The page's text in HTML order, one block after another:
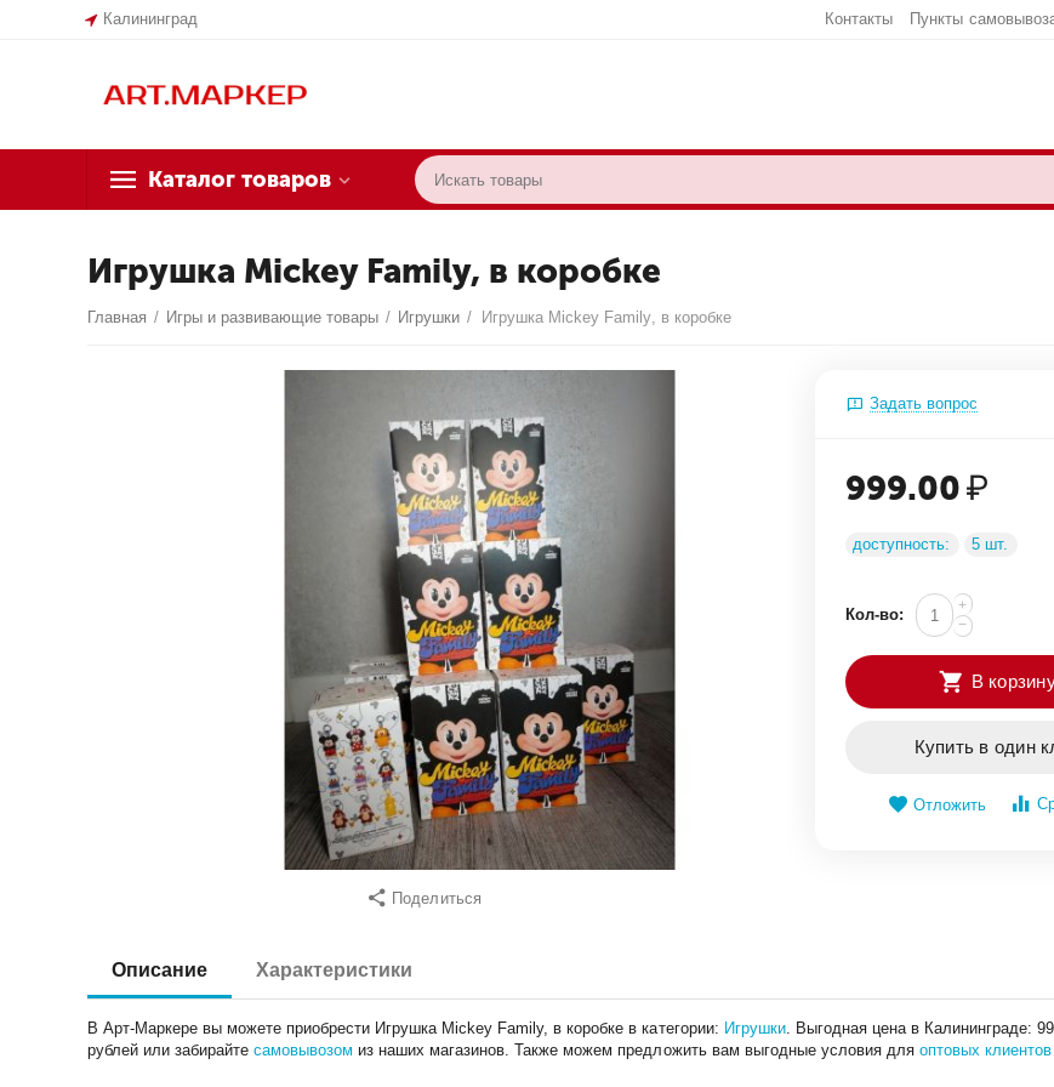
Калининград Контакты Пункты
Каталог товаров
Игрушка Mickey Family, в коробке
Главная / Игры и развивающие товары / Игрушки / Игрушка Mickey Family, в коробке
Поделиться
Задать вопрос
999.00₽
доступность: 5 шт.
Кол-во:
+
−
В
Купить в один
Отложить
Описание Характеристики
В Арт-Маркере вы можете приобрести Игрушка Mickey Family, в коробке в категории: Игрушки. Выгодная цена в Калининграде:
рублей или забирайтесамовывозом из наших магазинов. Также можем предложить вам выгодные условия для оптовых клиентов